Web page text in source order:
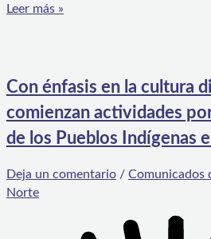
Leer más »
Con énfasis en la cultura
comienzan actividades
de los Pueblos Indígenas
Deja un comentario / Comunicados
Norte